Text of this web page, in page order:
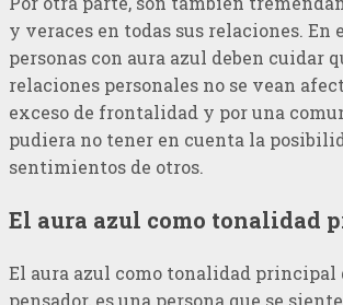
y veraces en todas sus relaciones. En
personas con aura azul deben cuidar
relaciones personales no se vean
exceso de frontalidad y por una
pudiera no tener en cuenta la
sentimientos de otros.
El aura azul como tonalidad
El aura azul como tonalidad principal